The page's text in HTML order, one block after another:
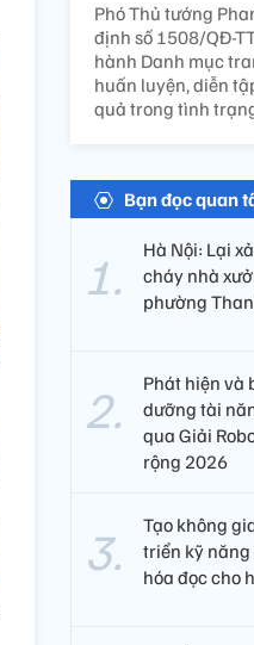
Phó Thủ tướng
định số 1508/QĐ-
hành Danh mục
huấn luyện, diễn
quả trong tình
Bạn đọc quan
Hà Nội: Lại
cháy nhà
phường
Phát hiện và
dưỡng tài
qua Giải
rộng 2026
Tạo không
triển kỹ năng
hóa đọc cho